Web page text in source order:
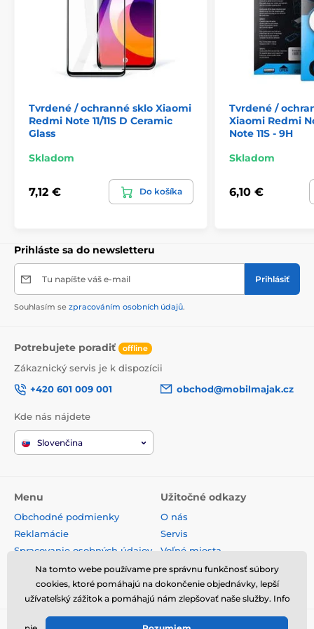
vzduchových bublín - sadu nálepiek na presné
umiestnenie skla na obrazovke
Tvrdené / ochranné sklo Xiaomi
Redmi Note 11/11S D Ceramic
Glass
Skladom
7,12 € Do košíka
Tvrdené /
Xiaomi Redmi
Note 11S - 9H
Skladom
6,10 €
Prihláste sa do newsletteru
Tu napíšte váš e-mail Prihlásiť
Souhlasím se zpracováním osobních údajů.
Potrebujete poradiť offline
Zákaznický servis je k dispozícii
+420 601 009 001
obchod@mobilmajak.cz
Kde nás nájdete
Slovenčina
Menu
Obchodné podmienky
Reklamácie
Spracovanie osobných údajov
Doprava a platba
Odstúpenie od zmluvy
Užitočné odkazy
O nás
Servis
Voľné miesta
Kontakt
Na tomto webe používame pre správnu funkčnosť súbory
cookies, ktoré pomáhajú na dokončenie objednávky, lepší
užívateľský zážitok a pomáhajú nám zlepšovať naše služby. Info